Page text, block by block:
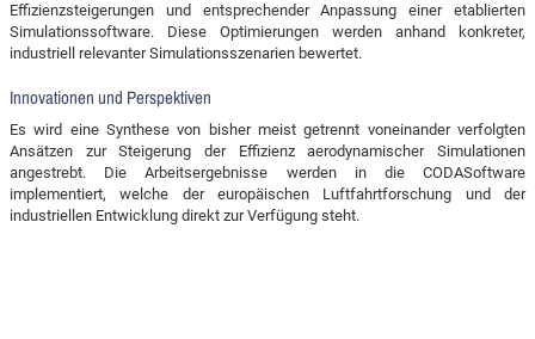
Effizienzsteigerungen und entsprechender Anpassung einer etablierten
Simulationssoftware. Diese Optimierungen werden anhand konkreter,
industriell relevanter Simulationsszenarien bewertet.
Innovationen und Perspektiven
Es wird eine Synthese von bisher meist getrennt voneinander verfolgten
Ansätzen zur Steigerung der Effizienz aerodynamischer Simulationen
angestrebt. Die Arbeitsergebnisse werden in die CODASoftware
implementiert, welche der europäischen Luftfahrtforschung und der
industriellen Entwicklung direkt zur Verfügung steht.